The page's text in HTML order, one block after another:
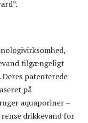
tilgængeligt
patenterede
på
aquaporiner –
drikkevand for